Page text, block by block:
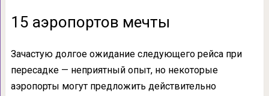
15 аэропортов мечты
Зачастую долгое ожидание следующего рейса при
пересадке — неприятный опыт, но некоторые
аэропорты могут предложить действительно